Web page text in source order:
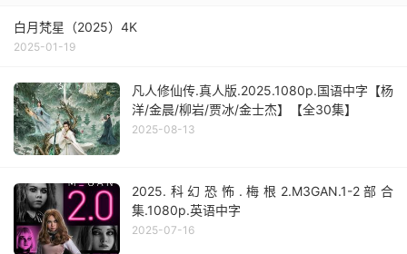
白月梵星（2025）4K
2025-01-19
凡人修仙传.真人版.2025.1080p.国语中字【杨
洋/金晨/柳岩/贾冰/金士杰】【全30集】
2025-08-13
2025.科幻恐怖.梅根2.M3GAN.1-2部合
集.1080p.英语中字
2025-07-16